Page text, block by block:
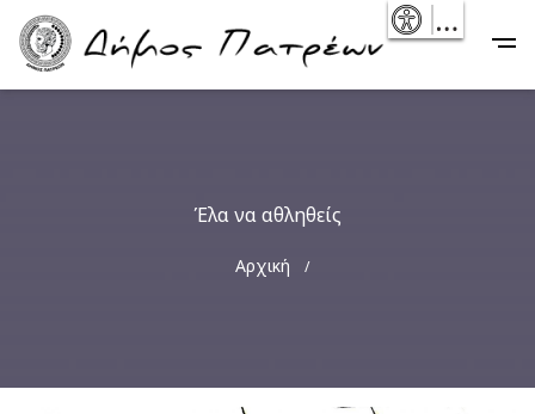
Skip
main
Main
navigation
Έλα να αθληθείς
Breadcrumb
Αρχική